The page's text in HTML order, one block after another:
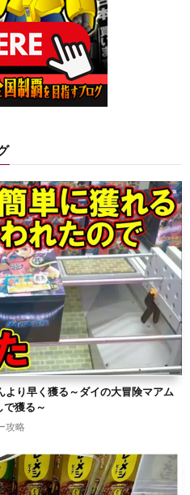
より早く獲る～ダイの大冒険マアム
で獲る～
攻略